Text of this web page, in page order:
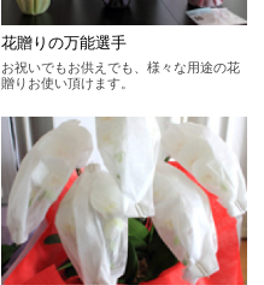
花贈りの万能選手
お祝いでもお供えでも、様々な用途の花
贈りお使い頂けます。